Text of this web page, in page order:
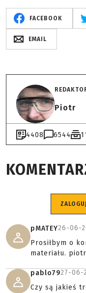
FACEBOOK
EMAIL
Piotr
4408 6544
pMATEY26-06-
Prosiłbym o
materiału.
pablo7927-06-
Czy są jakieś